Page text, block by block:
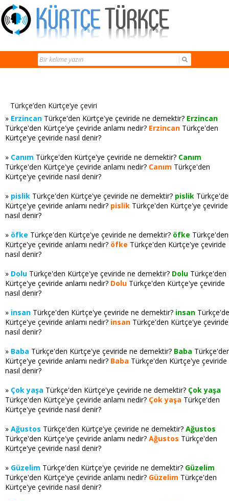
Türkçe’den Kürtçe’ye çeviri
» Erzincan Türkçe'den Kürtçe'ye çeviride ne demektir? Erzincan
Türkçe'den Kürtçe'ye çeviride anlamı nedir? Erzincan Türkçe'den
Kürtçe'ye çeviride nasıl denir?
» Canım Türkçe'den Kürtçe'ye çeviride ne demektir? Canım
Türkçe'den Kürtçe'ye çeviride anlamı nedir? Canım Türkçe'den
Kürtçe'ye çeviride nasıl denir?
» pislik Türkçe'den Kürtçe'ye çeviride ne demektir? pislik
Kürtçe'ye çeviride anlamı nedir? pislik Türkçe'den Kürtçe'ye çeviride
nasıl denir?
» öfke Türkçe'den Kürtçe'ye çeviride ne demektir? öfke Türkçe'den
Kürtçe'ye çeviride anlamı nedir? öfke Türkçe'den Kürtçe'ye çeviride
nasıl denir?
» Dolu Türkçe'den Kürtçe'ye çeviride ne demektir? Dolu Türkçe'den
Kürtçe'ye çeviride anlamı nedir? Dolu Türkçe'den Kürtçe'ye çeviride
nasıl denir?
» insan Türkçe'den Kürtçe'ye çeviride ne demektir? insan
Kürtçe'ye çeviride anlamı nedir? insan Türkçe'den Kürtçe'ye çeviride
nasıl denir?
» Baba Türkçe'den Kürtçe'ye çeviride ne demektir? Baba
Kürtçe'ye çeviride anlamı nedir? Baba Türkçe'den Kürtçe'ye çeviride
nasıl denir?
» Çok yaşa Türkçe'den Kürtçe'ye çeviride ne demektir? Çok yaşa
Türkçe'den Kürtçe'ye çeviride anlamı nedir? Çok yaşa Türkçe'den
Kürtçe'ye çeviride nasıl denir?
» Ağustos Türkçe'den Kürtçe'ye çeviride ne demektir? Ağustos
Türkçe'den Kürtçe'ye çeviride anlamı nedir? Ağustos Türkçe'den
Kürtçe'ye çeviride nasıl denir?
» Güzelim Türkçe'den Kürtçe'ye çeviride ne demektir? Güzelim
Türkçe'den Kürtçe'ye çeviride anlamı nedir? Güzelim Türkçe'den
Kürtçe'ye çeviride nasıl denir?